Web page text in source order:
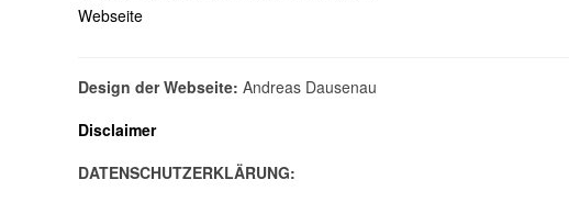
Webseite
Design der Webseite: Andreas Dausenau
Disclaimer
DATENSCHUTZERKLÄRUNG: